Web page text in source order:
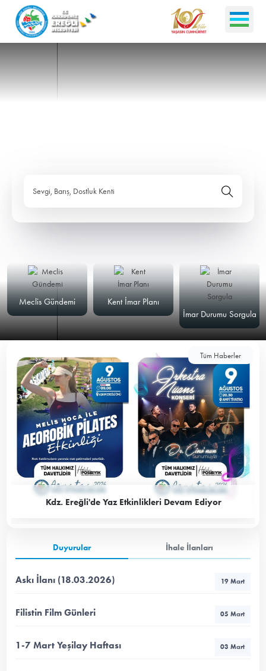
Sevgi, Barış, Dostluk Kenti
Meclis Gündemi
Kent İmar Planı
İmar Durumu Sorgula
Tüm Haberler
Kdz. Ereğli'de Yaz Etkinlikleri Devam Ediyor
Duyurular İhale İlanları
Askı İlanı (18.03.2026) 19 Mart
Filistin Film Günleri 05 Mart
1-7 Mart Yeşilay Haftası 03 Mart